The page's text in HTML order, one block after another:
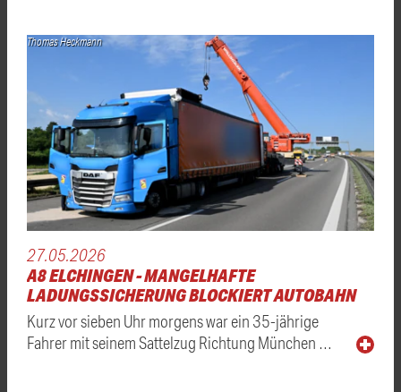
Thomas Heckmann
27.05.2026
A8 ELCHINGEN - MANGELHAFTE
LADUNGSSICHERUNG BLOCKIERT AUTOBAHN
Kurz vor sieben Uhr morgens war ein 35-jährige
Fahrer mit seinem Sattelzug Richtung München …